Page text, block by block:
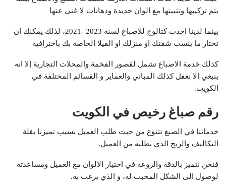
يتم تركيبها وتثبيتها مع الوان جديدة ودهانات لا غنى عنها
بينما لدينا احدث كتالوج للاصباغ لسنة 2023 -2021، لذلك يمكنك ان
تختار ما ينسب شقتك او منزلك او الفيلا الخاصة بك باحترافية
كذلك خدمة الاصباغ تشمل لقصور الفخمة والمحلات التجارية إلا انه
ينبغي الا نغفل كذلك المباني والعماير و القسائم المختلفة في
الكويت.
رقم صباغ رخيص في الكويت
خدماتنا في الصبغ تتنوع من حيث طلب العميل بسبب تميزنا بقلة
التكاليف والربح الذي نطلبه من العميل.
فنحن نتميز بالدقة والروعة في اختيار الالوان مع العميل ومساعدته
لوصول الى الشكل المحبب له، و الذي يرغب به.